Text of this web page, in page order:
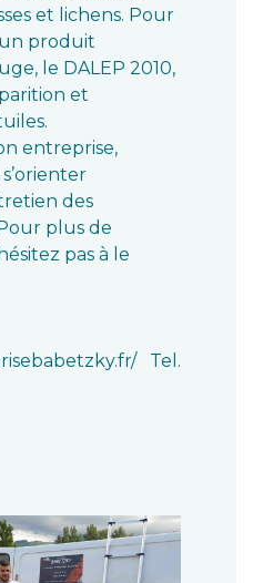
et lichens. Pour
produit
le DALEP 2010,
et
entreprise,
des
plus de
pas à le
Tel.